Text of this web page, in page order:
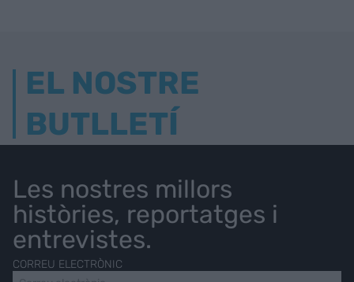
EL NOSTRE
BUTLLETÍ
Les nostres millors
històries, reportatges i
entrevistes.
CORREU ELECTRÒNIC